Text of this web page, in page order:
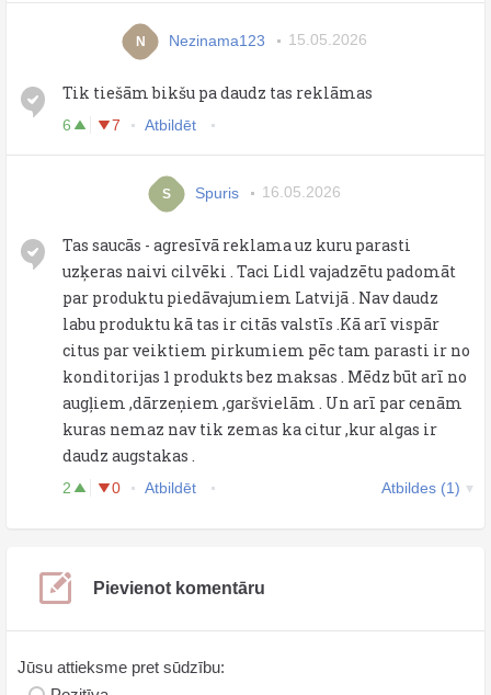
N Nezinama123 15.05.2026
Tik tiešām bikšu pa daudz tas reklāmas
6 7 Atbildēt
S Spuris 16.05.2026
Tas saucās - agresīvā reklama uz kuru parasti
uzķeras naivi cilvēki . Taci Lidl vajadzētu padomāt
par produktu piedāvajumiem Latvijā . Nav daudz
labu produktu kā tas ir citās valstīs .Kā arī vispār
citus par veiktiem pirkumiem pēc tam parasti ir no
konditorijas 1 produkts bez maksas . Mēdz būt arī no
augļiem ,dārzeņiem ,garšvielām . Un arī par cenām
kuras nemaz nav tik zemas ka citur ,kur algas ir
daudz augstakas .
2 0 Atbildēt Atbildes (1)
Pievienot komentāru
Jūsu attieksme pret sūdzību: